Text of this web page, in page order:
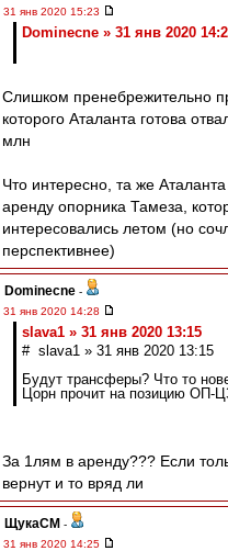
31 янв 2020 15:23
Dominecne » 31 янв 2020
Слишком пренебрежительно
которого Аталанта готова
млн
Что интересно, та же
аренду опорника Тамеза,
интересовались летом (но
перспективнее)
Dominecne -
31 янв 2020 14:28
slava1 » 31 янв 2020 13:15
# slava1 » 31 янв 2020 13:15
Будут трансферы? Что то
Цорн прочит на позицию ОП-
За 1лям в аренду??? Если
вернут и то вряд ли
ЩукаСМ -
31 янв 2020 14:25